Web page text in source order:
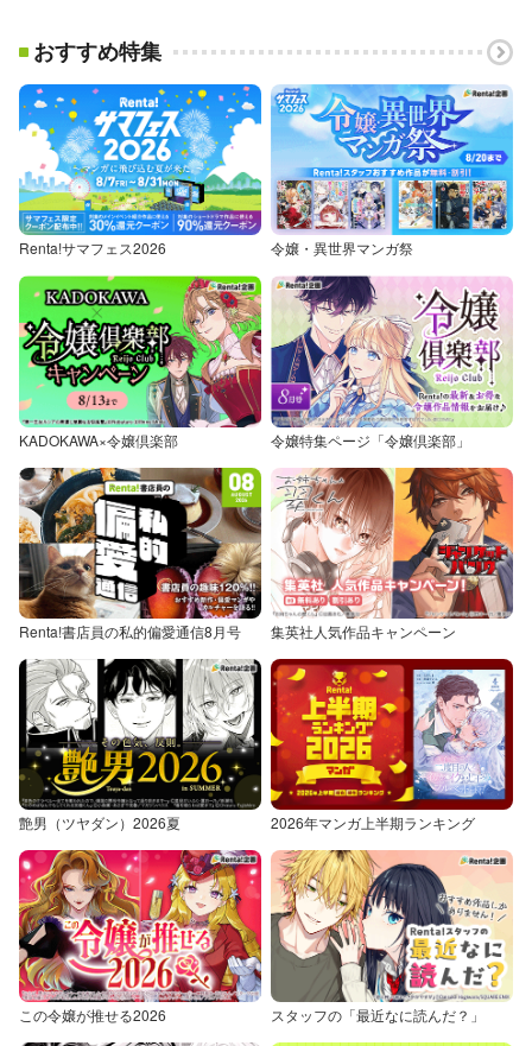
おすすめ特集
Renta!サマフェス2026 令嬢・異世界マンガ祭
KADOKAWA×令嬢倶楽部 令嬢特集ページ「令嬢倶楽部」
Renta!書店員の私的偏愛通信8月号 集英社人気作品キャンペーン
艶男（ツヤダン）2026夏 2026年マンガ上半期ランキング
この令嬢が推せる2026 スタッフの「最近なに読んだ？」